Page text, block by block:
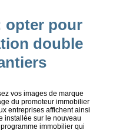
opter pour
double
vos images de marque
du promoteur immobilier
entreprises affichent ainsi
installée sur le nouveau
immobilier qui